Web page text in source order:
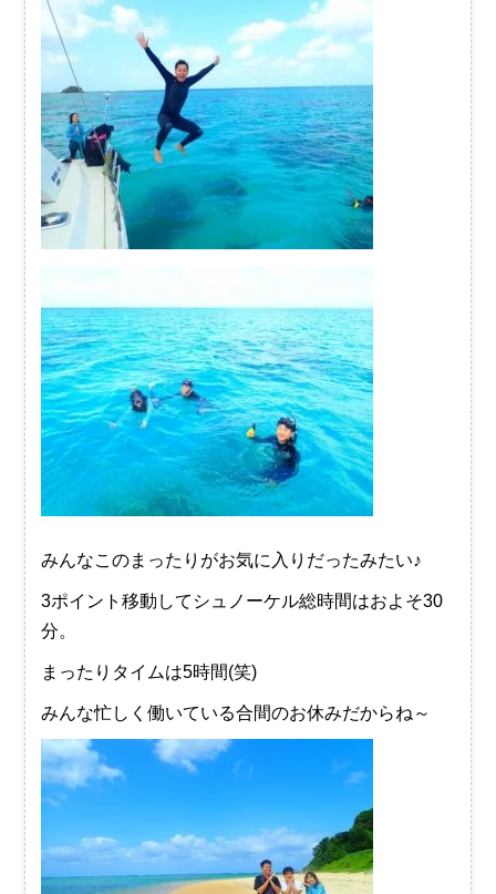
みんなこのまったりがお気に入りだったみたい♪
3ポイント移動してシュノーケル総時間はおよそ30
分。
まったりタイムは5時間(笑)
みんな忙しく働いている合間のお休みだからね～